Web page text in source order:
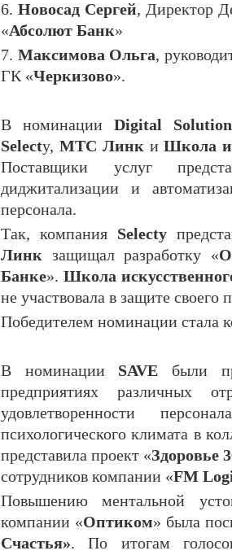
6.Новосад Сергей, Директор
«Абсолют Банк»
7. Максимова Ольга,
ГК «Черкизово».
В номинации Digital
Selecty, МТС Линк иШкола
Поставщики услуг
диджитализации и
персонала.
Так, компания Selecty
Линк защищал разработку «
Банке».Школа
не участвовала в защите своего
Победителем номинации стала
В номинации SAVE были
предприятиях различных
удовлетворенности
психологического климата в
представила проект «Здоровье
сотрудников компании «FM
Повышению ментальной
компании «Оптиком» была
Счастья». По итогам